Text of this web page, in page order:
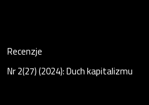
Recenzje
Nr 2(27) (2024): Duch kapitalizmu